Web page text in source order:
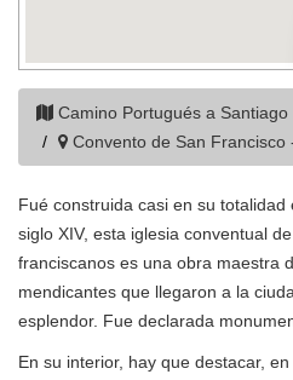
Camino Portugués a Santiago
Convento de San Francisco
Fué construida casi en su totalidad
siglo XIV, esta iglesia conventual
franciscanos es una obra maestra
mendicantes que llegaron a la
esplendor. Fue declarada
En su interior, hay que destacar,